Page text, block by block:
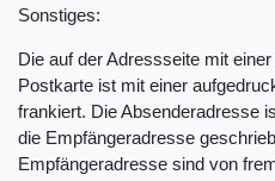
Sonstiges:
Die auf der Adressseite mit
Postkarte ist mit einer
frankiert. Die Absenderadresse
die Empfängeradresse
Empfängeradresse sind von